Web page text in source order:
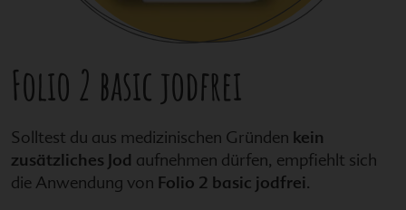
Folio 2 basic jodfrei
Solltest du aus medizinischen Gründen kein
zusätzliches Jod aufnehmen dürfen, empfiehlt sich
die Anwendung von Folio 2 basic jodfrei.